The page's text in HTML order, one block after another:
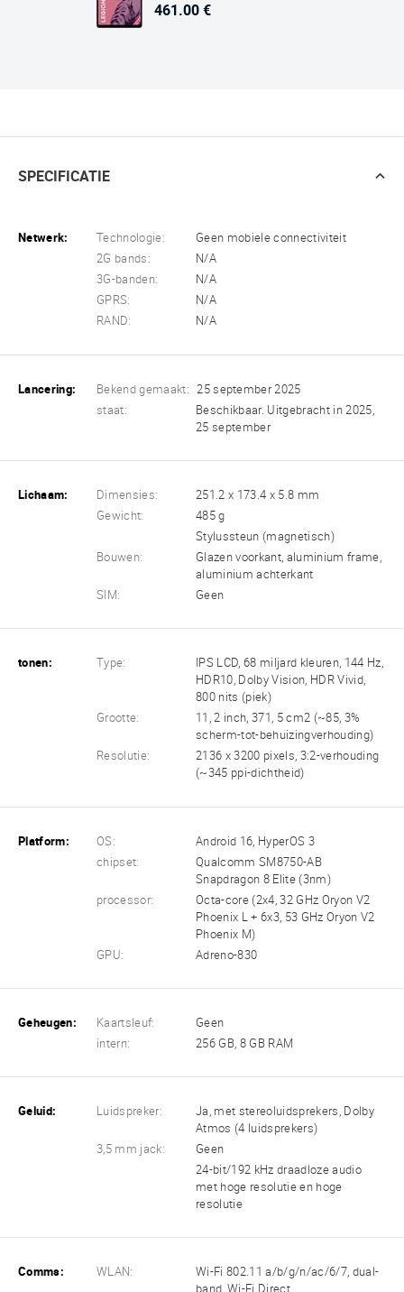
461.00 €
SPECIFICATIE
Netwerk: Technologie:
Geen mobiele connectiviteit
2G bands:
N/A
3G-banden:
N/A
GPRS:
N/A
RAND:
N/A
Lancering: Bekend gemaakt:
25 september 2025
staat:
Beschikbaar. Uitgebracht in 2025,
25 september
Lichaam: Dimensies:
251.2 x 173.4 x 5.8 mm
Gewicht:
485 g
Stylussteun (magnetisch)
Bouwen:
Glazen voorkant, aluminium frame,
aluminium achterkant
SIM:
Geen
tonen: Type:
IPS LCD, 68 miljard kleuren, 144 Hz,
HDR10, Dolby Vision, HDR Vivid,
800 nits (piek)
Grootte:
11, 2 inch, 371, 5 cm2 (~85, 3%
scherm-tot-behuizingverhouding)
Resolutie:
2136 x 3200 pixels, 3:2-verhouding
(~345 ppi-dichtheid)
Platform: OS:
Android 16, HyperOS 3
chipset:
Qualcomm SM8750-AB
Snapdragon 8 Elite (3nm)
processor:
Octa-core (2x4, 32 GHz Oryon V2
Phoenix L + 6x3, 53 GHz Oryon V2
Phoenix M)
GPU:
Adreno-830
Geheugen: Kaartsleuf:
Geen
intern:
256 GB, 8 GB RAM
Geluid: Luidspreker:
Ja, met stereoluidsprekers, Dolby
Atmos (4 luidsprekers)
3,5 mm jack:
Geen
24-bit/192 kHz draadloze audio
met hoge resolutie en hoge
resolutie
Comms: WLAN:
Wi-Fi 802.11 a/b/g/n/ac/6/7, dual-
band, Wi-Fi Direct